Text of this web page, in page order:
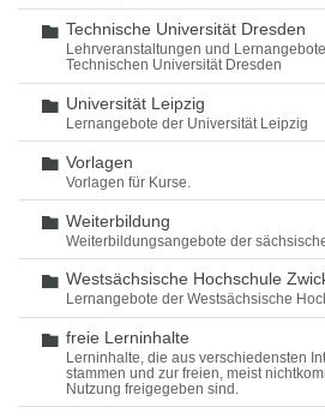
Ordner
Technische Universität Dresden
Lehrveranstaltungen und
Technischen Universität Dresden
Ordner
Universität Leipzig
Lernangebote der Universität Leipzig
Ordner
Vorlagen
Vorlagen für Kurse.
Ordner
Weiterbildung
Weiterbildungsangebote der
Ordner
Westsächsische Hochschule
Lernangebote der Westsächsische
Ordner
freie Lerninhalte
Lerninhalte, die aus verschiedensten
stammen und zur freien, meist
Nutzung freigegeben sind.